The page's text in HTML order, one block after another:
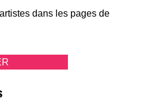
dans les pages de